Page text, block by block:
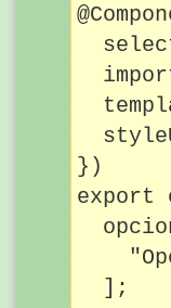
})
export
  ];